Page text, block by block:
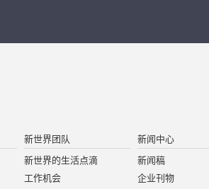
新世界团队
新世界的生活点滴
工作机会
新闻中心
新闻稿
企业刊物